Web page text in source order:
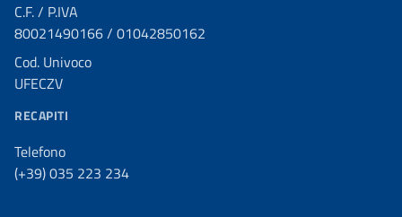
C.F. / P.IVA
80021490166 / 01042850162
Cod. Univoco
UFECZV
RECAPITI
Telefono
(+39) 035 223 234